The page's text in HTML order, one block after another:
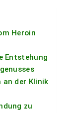
Heroin
Entstehung
an der Klinik
zu